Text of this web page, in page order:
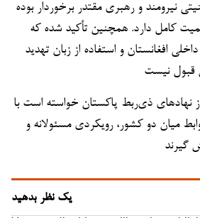
نیرومند و رهبری مقتدر برخوردار بوده
کامل دارد. همچنین تأکید شده که
افغانستان و استفاده از زبان تهدید
نهادهای ذی‌ربط پاکستان خواسته است با
میان دو کشور، رویکردی مسئولانه و
یک نظر بدهید